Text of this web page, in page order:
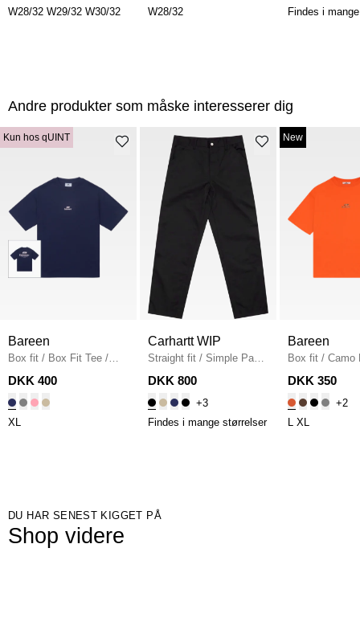
W28/32 W29/32 W30/32 W28/32 Findes i
Andre produkter som måske interesserer dig
Kun hos qUINT
Bareen
Box fit / Box Fit Tee /
NAVY
DKK 400
XL
Carhartt WIP
Straight fit / Simple Pant
I020075 / BLACK
DKK 800
+3
Findes i mange størrelser
New
Bareen
Box fit / Camo
Fit T-shirt /
DKK 350
+2
XL
DU HAR SENEST KIGGET PÅ
Shop videre